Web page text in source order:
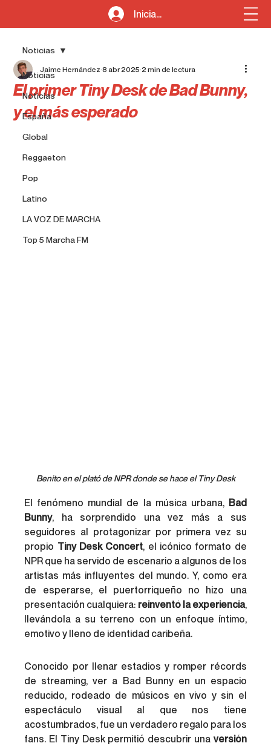
Iniciar sesión
Noticias
Noticias
España
Global
Reggaeton
Pop
Latino
LA VOZ DE MARCHA
Top 5 Marcha FM
Noticias
El primer Tiny Desk de Bad Bunny,
y el más esperado
Jaime Hernández 8 abr 2025 2 min de lectura
Benito en el plató de NPR donde se hace el Tiny Desk
El fenómeno mundial de la música urbana, Bad
Bunny, ha sorprendido una vez más a sus
seguidores al protagonizar por primera vez su
propio Tiny Desk Concert, el icónico formato de
NPR que ha servido de escenario a algunos de los
artistas más influyentes del mundo. Y, como era
de esperarse, el puertorriqueño no hizo una
presentación cualquiera: reinventó la experiencia,
llevándola a su terreno con un enfoque íntimo,
emotivo y lleno de identidad caribeña.
Conocido por llenar estadios y romper récords
de streaming, ver a Bad Bunny en un espacio
reducido, rodeado de músicos en vivo y sin el
espectáculo visual al que nos tiene
acostumbrados, fue un verdadero regalo para los
fans. El Tiny Desk permitió descubrir una versión